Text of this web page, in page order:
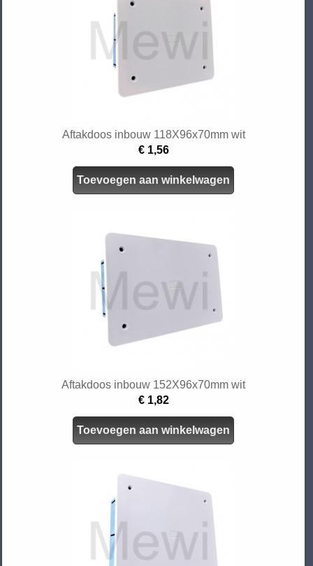
Aftakdoos inbouw 118X96x70mm wit
€ 1,56
Toevoegen aan winkelwagen
Aftakdoos inbouw 152X96x70mm wit
€ 1,82
Toevoegen aan winkelwagen